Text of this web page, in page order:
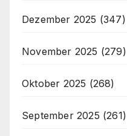
Dezember 2025 (347)
November 2025 (279)
Oktober 2025 (268)
September 2025 (261)